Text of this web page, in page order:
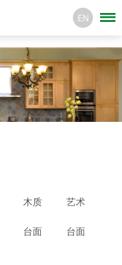
EN
木质
台面
艺术
台面